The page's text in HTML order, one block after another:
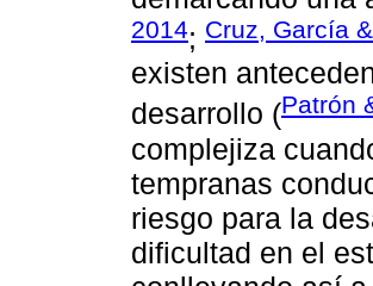
2014; Cruz, García
existen
desarrollo (Patrón
complejiza
tempranas
riesgo para la
dificultad en el